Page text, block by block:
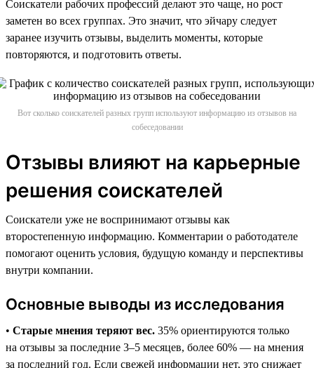
Соискатели рабочих профессий делают это чаще, но рост
заметен во всех группах. Это значит, что эйчару следует
заранее изучить отзывы, выделить моменты, которые
повторяются, и подготовить ответы.
Вот сколько соискателей разных групп используют информацию из отзывов на
собеседовании
Отзывы влияют на карьерные
решения соискателей
Соискатели уже не воспринимают отзывы как
второстепенную информацию. Комментарии о работодателе
помогают оценить условия, будущую команду и перспективы
внутри компании.
Основные выводы из исследования
• Старые мнения теряют вес. 35% ориентируются только
на отзывы за последние 3–5 месяцев, более 60% — на мнения
за последний год. Если свежей информации нет, это снижает